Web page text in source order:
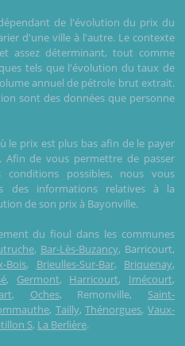
de l'évolution du prix du
d'une ville à l'autre. Le contexte
assez déterminant, tout comme
tels que l'évolution du taux de
annuel de pétrole brut extrait.
sont des données que personne
le prix est plus bas afin de le payer
de vous permettre de passer
conditions possibles, nous vous
des informations relatives à la
de son prix à Bayonville.
du fioul dans les communes
, Bar-Lès-Buzancy, Barricourt,
Bois, Brieulles-Sur-Bar, Briquenay,
, Germont, Harricourt, Imécourt,
, Oches, Remonville, Saint-
, Tailly,Thénorgues,Vaux-
S, La Berlière.